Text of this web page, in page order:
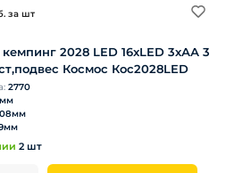
за шт
2028 LED 16xLED 3хАА 3
Космос Кос2028LED
2770
2 шт